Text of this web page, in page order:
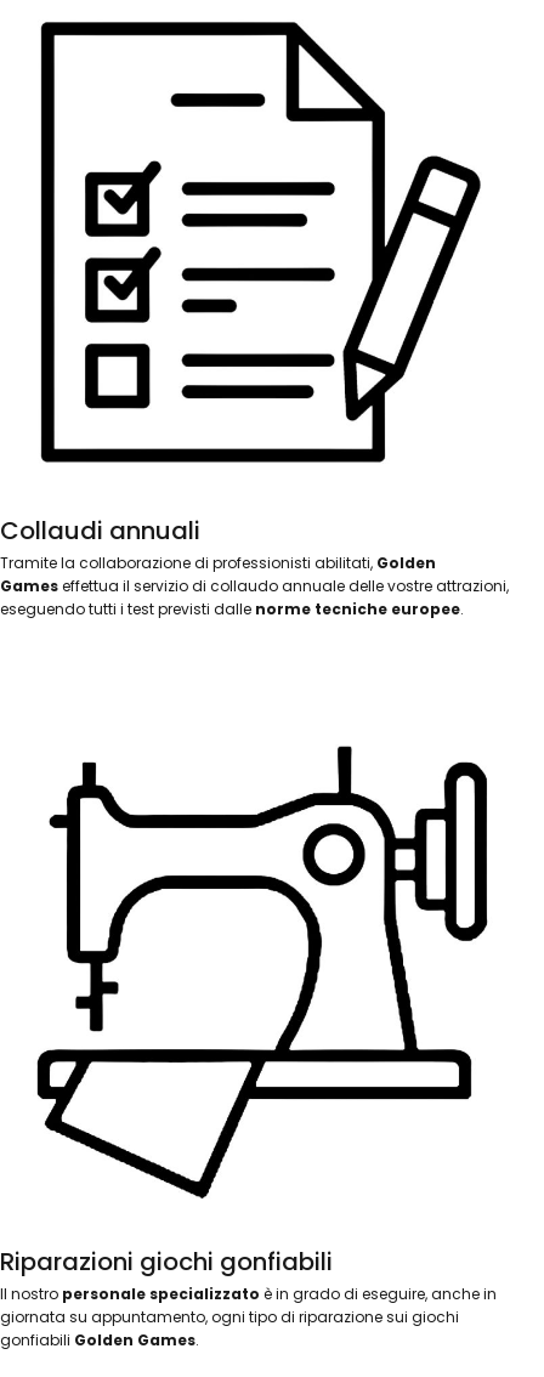
Collaudi annuali
Tramite la collaborazione di professionisti abilitati, Golden
Gameseffettua il servizio di collaudo annuale delle vostre attrazioni,
eseguendo tutti i test previsti dalle norme tecniche europee.
Riparazioni giochi gonfiabili
Il nostro personale specializzato è in grado di eseguire, anche in
giornata su appuntamento, ogni tipo di riparazione sui giochi
gonfiabili Golden Games.